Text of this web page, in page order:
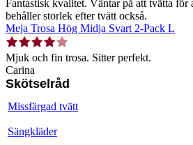
Fantastisk kvalitet. Väntar på att tvätta för
behåller storlek efter tvätt också.
Meja Trosa Hög Midja Svart 2-Pack L
Mjuk och fin trosa. Sitter perfekt.
Carina
Skötselråd
Missfärgad tvätt
Sängkläder